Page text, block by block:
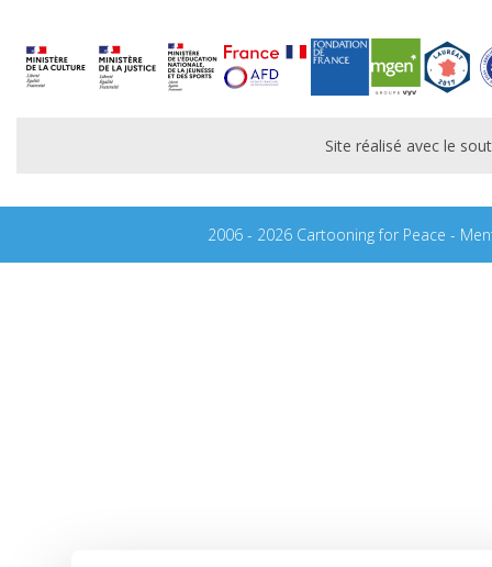
Site réalisé avec le
2006 - 2026 Cartooning for Peace -